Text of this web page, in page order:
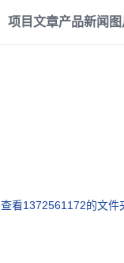
项目文章产品新闻
查看1372561172的文件